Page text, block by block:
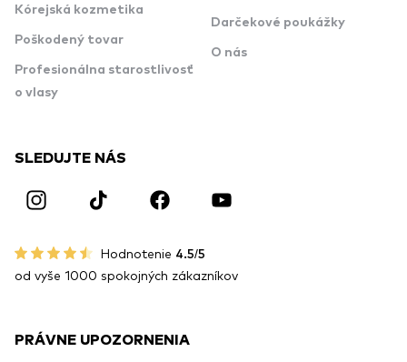
Kórejská kozmetika
Poškodený tovar
Profesionálna starostlivosť
o vlasy
Darčekové poukážky
O nás
SLEDUJTE NÁS
Hodnotenie 4.5/5
od vyše 1000 spokojných zákazníkov
PRÁVNE UPOZORNENIA